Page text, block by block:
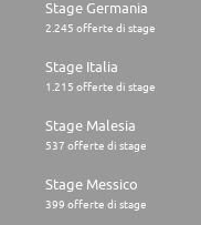
Stage Germania
2.245 offerte di stage
Stage Italia
1.215 offerte di stage
Stage Malesia
537 offerte di stage
Stage Messico
399 offerte di stage